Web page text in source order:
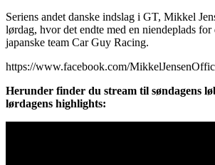
Seriens andet danske indslag i GT, Mikkel
lørdag, hvor det endte med en niendeplads for
japanske team Car Guy Racing.
https://www.facebook.com/
Herunder finder du stream til søndagens
lørdagens highlights: